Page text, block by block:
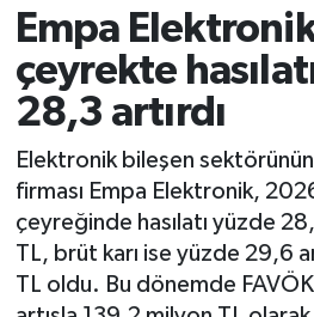
Empa
çeyrekte
28,3 artırdı
Elektronik bileşen
firması Empa Elektronik, 2026
çeyreğinde hasılatı yüzde
TL, brüt karı ise yüzde 29,6
TL oldu. Bu dönemde